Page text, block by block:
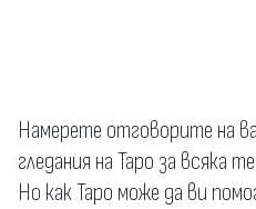
Намерете отговорите на
гледания на Таро за всяка
Но как Таро може да ви